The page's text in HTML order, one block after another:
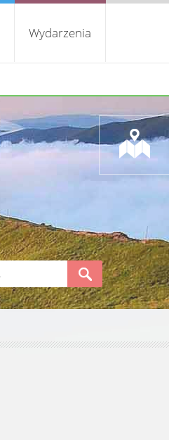
Wydarzenia